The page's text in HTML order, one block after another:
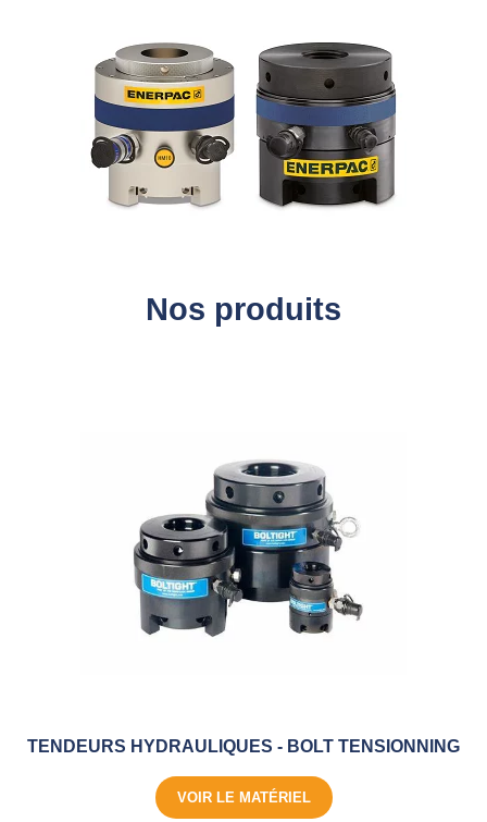
Nos produits
TENDEURS HYDRAULIQUES - BOLT TENSIONNING
VOIR LE MATÉRIEL